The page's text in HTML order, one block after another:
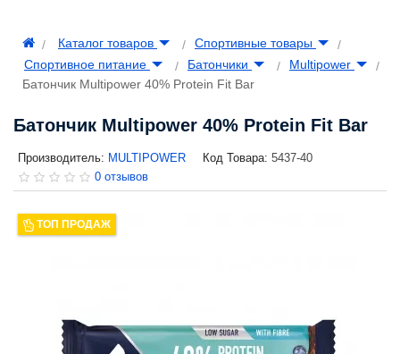
Каталог товаров
Спортивные товары
Спортивное питание
Батончики
Multipower
Батончик Multipower 40% Protein Fit Bar
Батончик Multipower 40% Protein Fit Bar
Производитель: MULTIPOWER Код Товара: 5437-40
0 отзывов
ТОП ПРОДАЖ